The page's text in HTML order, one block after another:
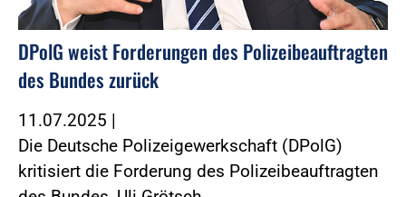
DPolG weist Forderungen des Polizeibeauftragten
des Bundes zurück
11.07.2025 |
Die Deutsche Polizeigewerkschaft (DPolG)
kritisiert die Forderung des Polizeibeauftragten